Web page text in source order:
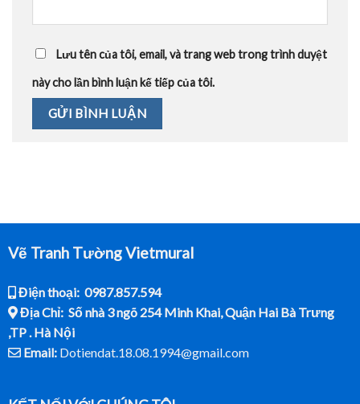
Lưu tên của tôi, email, và trang web trong trình duyệt
này cho lần bình luận kế tiếp của tôi.
Vẽ Tranh Tường Vietmural
Điện thoại: 0987.857.594
Địa Chỉ: Số nhà 3 ngõ 254 Minh Khai, Quận Hai Bà Trưng
,TP . Hà Nội
Email:Dotiendat.18.08.1994@gmail.com